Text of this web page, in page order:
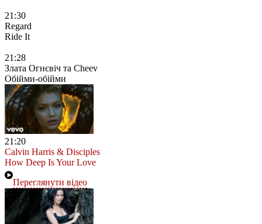
21:30
Regard
Ride It
21:28
Злата Огнєвіч та Cheev
Обійми-обійми
21:20
Calvin Harris & Disciples
How Deep Is Your Love
Переглянути відео